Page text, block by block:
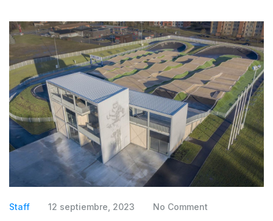
Staff 12 septiembre, 2023 No Comment